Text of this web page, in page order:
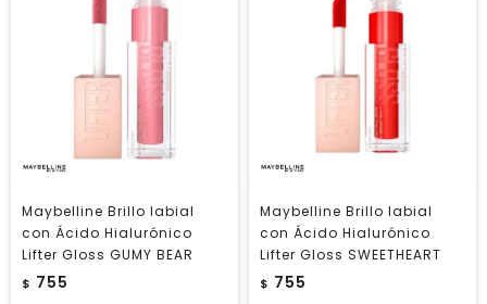
Maybelline Brillo labial
con Ácido Hialurónico
Lifter Gloss GUMY BEAR
$ 755
Maybelline Brillo labial
con Ácido Hialurónico
Lifter Gloss SWEETHEART
$ 755